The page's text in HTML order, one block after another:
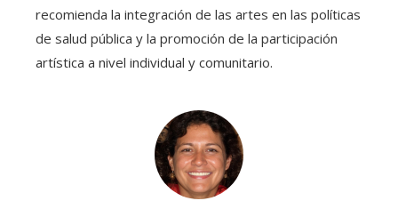
recomienda la integración de las artes en las políticas
de salud pública y la promoción de la participación
artística a nivel individual y comunitario.